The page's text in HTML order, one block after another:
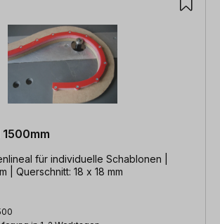
für individuelle Schablonen |
| Querschnitt: 18 x 18 mm